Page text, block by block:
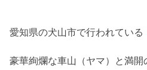
愛知県の犬山市で行われている
豪華絢爛な車山（ヤマ）と満開